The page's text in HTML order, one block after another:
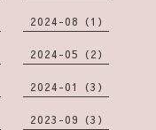
2024-08（1）
2024-05（2）
2024-01（3）
2023-09（3）